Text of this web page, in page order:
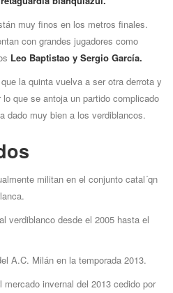
muy finos en los metros finales.
con grandes jugadores como
Leo Baptistao y Sergio Garcí­a.
la quinta vuelva a ser otra derrota y
que se antoja un partido complicado
dado muy bien a los verdiblancos.
militan en el conjunto catal´qn
verdiblanco desde el 2005 hasta el
A.C. Milán en la temporada 2013.
mercado invernal del 2013 cedido por